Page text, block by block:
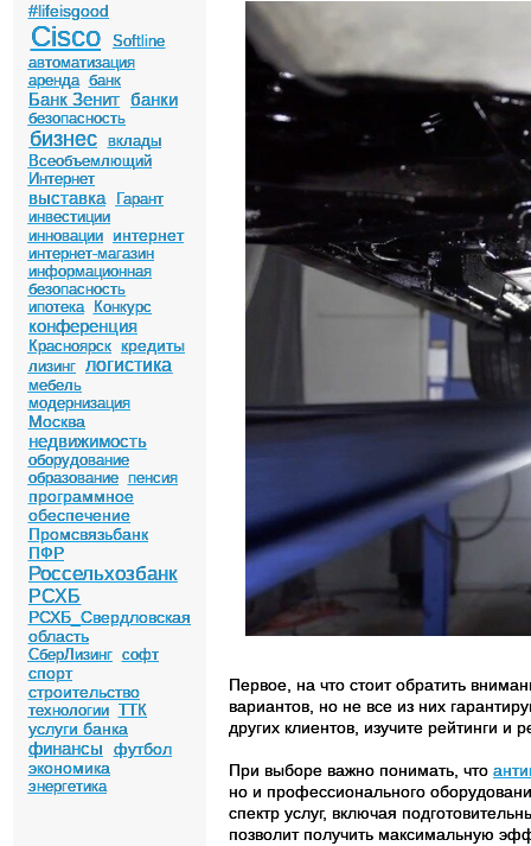
#lifeisgood
Cisco
Softline
автоматизация
аренда банк
Банк Зенит банки
безопасность
бизнес
вклады
Всеобъемлющий
Интернет
выставка
Гарант
инвестиции
инновации
интернет
интернет-магазин
информационная
безопасность
ипотека
Конкурс
конференция
Красноярск кредиты
лизинг логистика
мебель
модернизация
Москва
недвижимость
оборудование
образование пенсия
программное
обеспечение
Промсвязьбанк
ПФР
Россельхозбанк
РСХБ
РСХБ_Свердловская
область
СберЛизинг софт
спорт
строительство
технологии ТТК
услуги банка
финансы
футбол
экономика
энергетика
Первое, на что стоит обратить
вариантов, но не все из них
других клиентов, изучите рейтинги
При выборе важно понимать, что
но и профессионального
спектр услуг, включая
позволит получить максимальную